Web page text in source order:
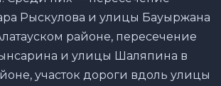
Рыскулова и улицы Бауыржана
районе, пересечение
и улицы Шаляпина в
участок дороги вдоль улицы